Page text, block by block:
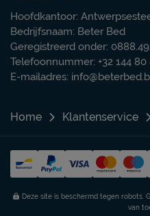
Hoofdkantoor:
Bedrijfsnaam: Beter Bed
Geregistreerd onder:
Telefoonnummer: +32 144 80
E-mailadres:
Home Klantenservice
Deze site is beschermd tegen robots.
van